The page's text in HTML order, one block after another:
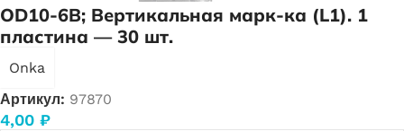
OD10-6B; Вертикальная марк-ка (L1). 1
пластина — 30 шт.
Onka
Артикул: 97870
4,00 ₽